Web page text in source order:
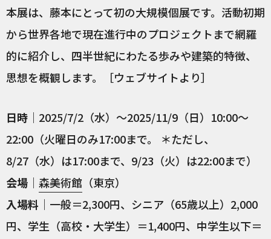
本展は、藤本にとって初の大規模個展です。活動初期
から世界各地で現在進行中のプロジェクトまで網羅
的に紹介し、四半世紀にわたる歩みや建築的特徴、
思想を概観します。［ウェブサイトより］
日時 ｜2025/7/2（水）〜2025/11/9（日）10:00～
22:00（火曜日のみ17:00まで。 ＊ただし、
8/27（水）は17:00まで、9/23（火）は22:00まで）
会場 ｜ 森美術館 （東京）
入場料 ｜一般＝2,300円、シニア（65歳以上）2,000
円、学生（高校・大学生）＝1,400円、中学生以下＝